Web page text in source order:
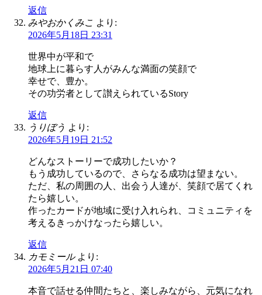
返信
みやおかくみこ より:
2026年5月18日 23:31
世界中が平和で
地球上に暮らす人がみんな満面の笑顔で
幸せで、豊か。
その功労者として讃えられているStory
返信
うりぼう より:
2026年5月19日 21:52
どんなストーリーで成功したいか？
もう成功しているので、さらなる成功は望まない。
ただ、私の周囲の人、出会う人達が、笑顔で居てくれ
たら嬉しい。
作ったカードが地域に受け入れられ、コミュニティを
考えるきっかけなったら嬉しい。
返信
カモミール より:
2026年5月21日 07:40
本音で話せる仲間たちと、楽しみながら、元気になれ